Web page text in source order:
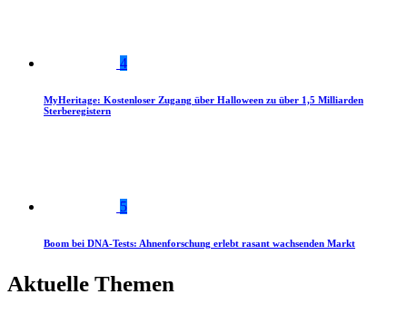
4
MyHeritage: Kostenloser Zugang über Halloween zu über 1,5 Milliarden
Sterberegistern
5
Boom bei DNA-Tests: Ahnenforschung erlebt rasant wachsenden Markt
Aktuelle Themen